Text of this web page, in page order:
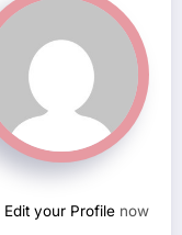
Edit your Profile now.